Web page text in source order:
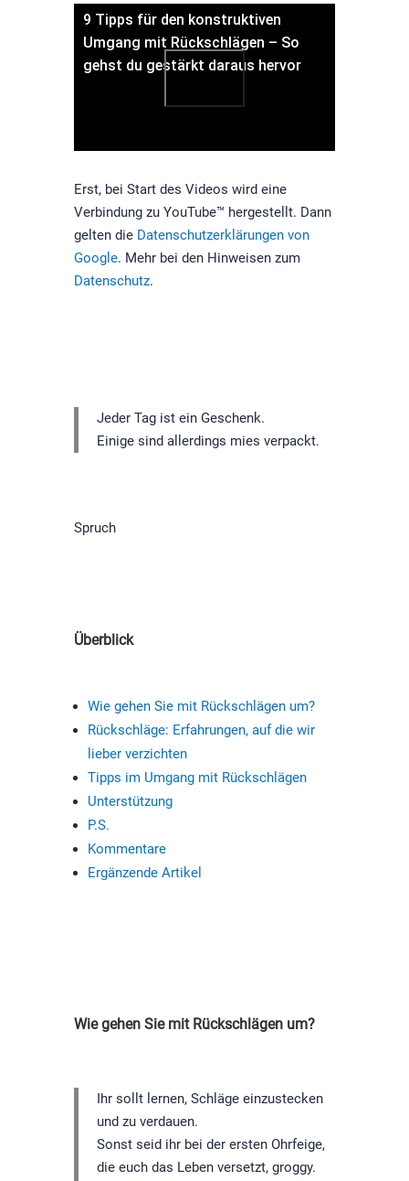
9 Tipps für den konstruktiven
Umgang mit Rückschlägen – So
gehst du gestärkt daraus hervor
Erst, bei Start des Videos wird eine
Verbindung zu YouTube™ hergestellt. Dann
gelten die Datenschutzerklärungen von
Google. Mehr bei den Hinweisen zum
Datenschutz.
Jeder Tag ist ein Geschenk.
Einige sind allerdings mies verpackt.
Spruch
Überblick
Wie gehen Sie mit Rückschlägen um?
Rückschläge: Erfahrungen, auf die wir
lieber verzichten
Tipps im Umgang mit Rückschlägen
Unterstützung
P.S.
Kommentare
Ergänzende Artikel
Wie gehen Sie mit Rückschlägen um?
Ihr sollt lernen, Schläge einzustecken
und zu verdauen.
Sonst seid ihr bei der ersten Ohrfeige,
die euch das Leben versetzt, groggy.